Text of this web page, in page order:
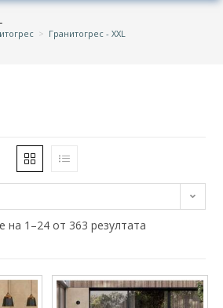
> Гранитогрес - XXL
113 €
63 88
на 1–24 от 363 резултата